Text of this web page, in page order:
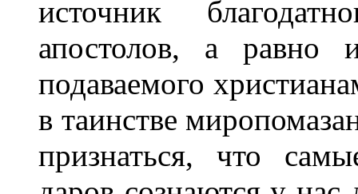
источник
апостолов, а равно
подаваемого
в таинстве
признаться, что